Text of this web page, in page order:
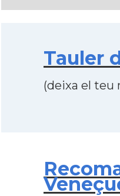
Tauler
(deixa el teu